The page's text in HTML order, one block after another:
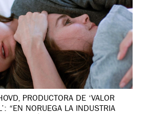
PRODUCTORA DE ‘VALOR
“EN NORUEGA LA INDUSTRIA